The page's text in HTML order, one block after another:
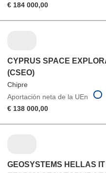
€ 184 000,00
CYPRUS SPACE
(CSEO)
Chipre
Aportación neta de la UEn
€ 138 000,00
GEOSYSTEMS HELLAS IT